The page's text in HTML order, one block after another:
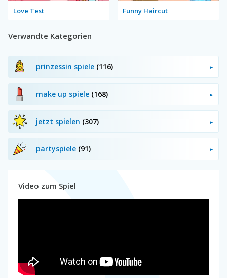
Love Test Funny Haircut
Verwandte Kategorien
prinzessin spiele (116)
make up spiele (168)
jetzt spielen (307)
partyspiele (91)
Video zum Spiel